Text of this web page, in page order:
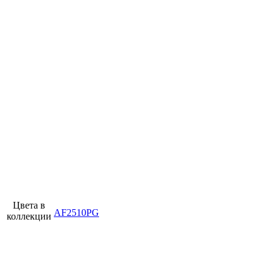
Цвета в
коллекции AF2510PG